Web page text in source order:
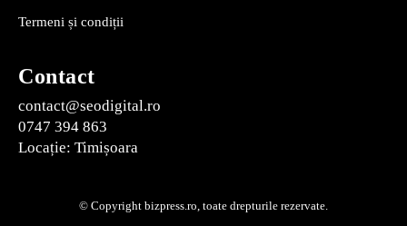
Termeni și condiții
Contact
contact@seodigital.ro
0747 394 863
Locație: Timișoara
© Copyright bizpress.ro, toate drepturile rezervate.